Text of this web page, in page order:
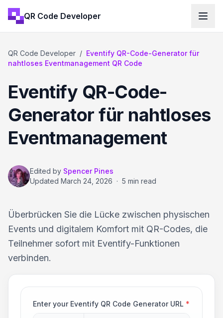
QR Code Developer
QR Code Developer / Eventify QR-Code-Generator für
nahtloses Eventmanagement QR Code
Eventify QR-Code-
Generator für nahtloses
Eventmanagement
Edited by Spencer Pines
Updated March 24, 2026 · 5 min read
Überbrücken Sie die Lücke zwischen physischen
Events und digitalem Komfort mit QR-Codes, die
Teilnehmer sofort mit Eventify-Funktionen
verbinden.
Enter your Eventify QR Code Generator URL *